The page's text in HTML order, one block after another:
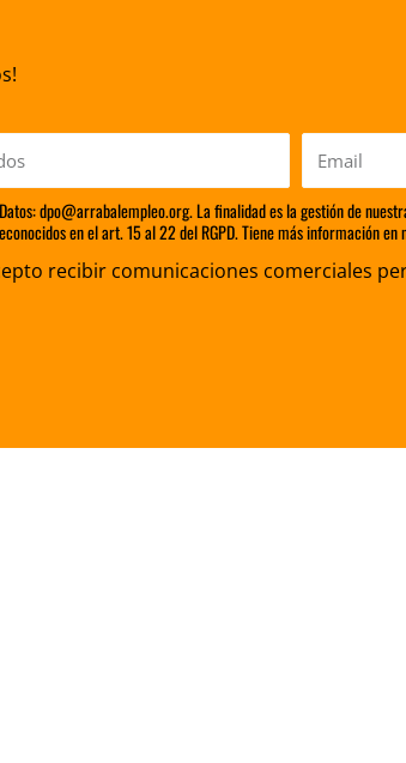
dpo@arrabalempleo.org. La finalidad es la gestión de
en el art. 15 al 22 del RGPD. Tiene más información
recibir comunicaciones comerciales